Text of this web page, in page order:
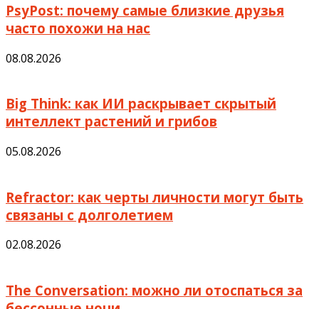
PsyPost: почему самые близкие друзья
часто похожи на нас
08.08.2026
Big Think: как ИИ раскрывает скрытый
интеллект растений и грибов
05.08.2026
Refractor: как черты личности могут быть
связаны с долголетием
02.08.2026
The Conversation: можно ли отоспаться за